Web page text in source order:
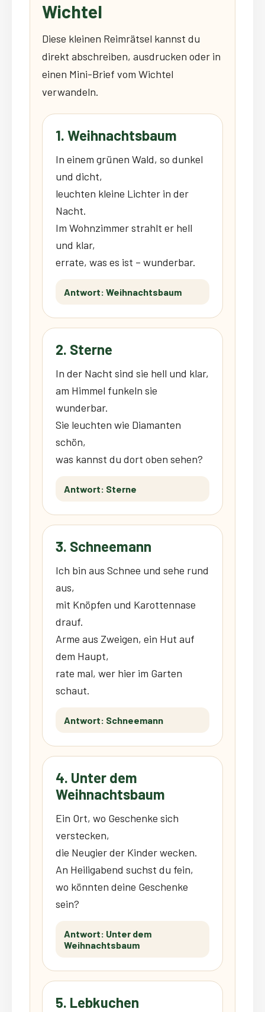
Wichtel
Diese kleinen Reimrätsel kannst du
direkt abschreiben, ausdrucken oder in
einen Mini-Brief vom Wichtel
verwandeln.
1. Weihnachtsbaum
In einem grünen Wald, so dunkel
und dicht,
leuchten kleine Lichter in der
Nacht.
Im Wohnzimmer strahlt er hell
und klar,
errate, was es ist – wunderbar.
Antwort: Weihnachtsbaum
2. Sterne
In der Nacht sind sie hell und klar,
am Himmel funkeln sie
wunderbar.
Sie leuchten wie Diamanten
schön,
was kannst du dort oben sehen?
Antwort: Sterne
3. Schneemann
Ich bin aus Schnee und sehe rund
aus,
mit Knöpfen und Karottennase
drauf.
Arme aus Zweigen, ein Hut auf
dem Haupt,
rate mal, wer hier im Garten
schaut.
Antwort: Schneemann
4. Unter dem
Weihnachtsbaum
Ein Ort, wo Geschenke sich
verstecken,
die Neugier der Kinder wecken.
An Heiligabend suchst du fein,
wo könnten deine Geschenke
sein?
Antwort: Unter dem
Weihnachtsbaum
5. Lebkuchen